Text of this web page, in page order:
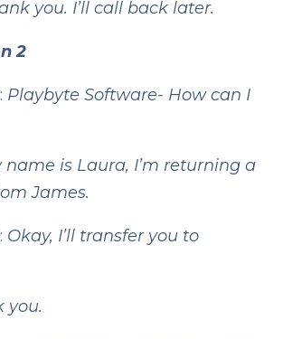
you. I’ll call back later.
2
Playbyte Software- How can I
name is Laura, I’m returning a
James.
Okay, I’ll transfer you to
you.